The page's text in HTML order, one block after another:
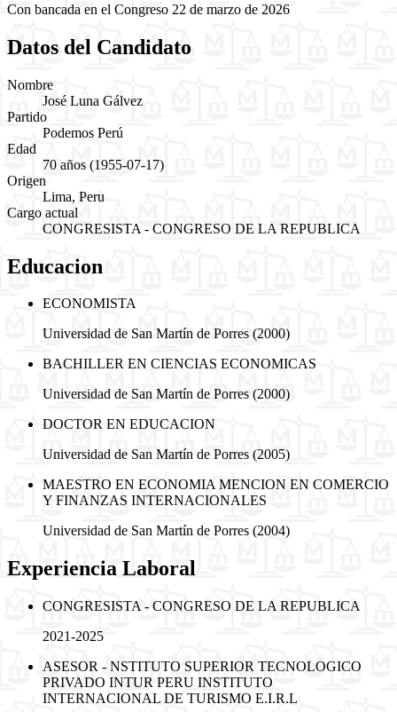
Con bancada en el Congreso 22 de marzo de 2026
Datos del Candidato
Nombre
José Luna Gálvez
Partido
Podemos Perú
Edad
70 años (1955-07-17)
Origen
Lima, Peru
Cargo actual
CONGRESISTA - CONGRESO DE LA REPUBLICA
Educacion
ECONOMISTA
Universidad de San Martín de Porres (2000)
BACHILLER EN CIENCIAS ECONOMICAS
Universidad de San Martín de Porres (2000)
DOCTOR EN EDUCACION
Universidad de San Martín de Porres (2005)
MAESTRO EN ECONOMIA MENCION EN COMERCIO
Y FINANZAS INTERNACIONALES
Universidad de San Martín de Porres (2004)
Experiencia Laboral
CONGRESISTA - CONGRESO DE LA REPUBLICA
2021-2025
ASESOR - NSTITUTO SUPERIOR TECNOLOGICO
PRIVADO INTUR PERU INSTITUTO
INTERNACIONAL DE TURISMO E.I.R.L